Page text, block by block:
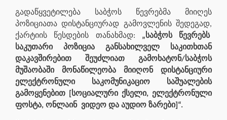
გადაწყვეტილება საბჭოს წევრებმა მიიღეს
პოზიციათა დისტანციურად გამოვლენის შედეგად,
ქარტიის წესდების თანახმად: „საბჭოს წევრებს
საკუთარი პოზიცია განსახილველ საკითხთან
დაკავშირებით შეუძლიათ გამოხატონ/საბჭოს
მუშაობაში მონაწილეობა მიიღონ დისტანციური
ელექტრონული საკომუნიკაციო საშუალების
გამოყენებით [სოციალური ქსელი, ელექტრონული
ფოსტა, ონლაინ ვიდეო და აუდიო ზარები]“.